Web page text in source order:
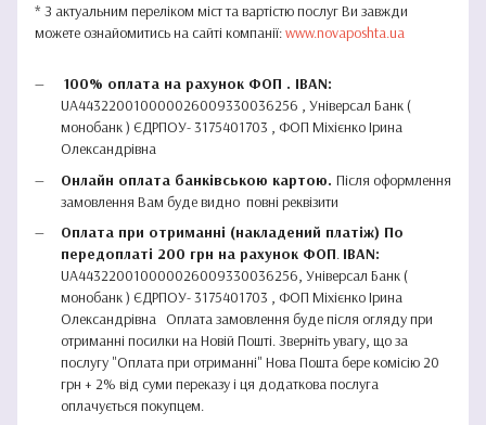
* З актуальним переліком міст та вартістю послуг Ви завжди
можете ознайомитись на сайті компанії:www.novaposhta.ua
100% оплата на рахунок ФОП . IBAN:
UA443220010000026009330036256 , Універсал Банк (
монобанк ) ЄДРПОУ- 3175401703 , ФОП Міхієнко Ірина
Олександрівна
Онлайн оплата банківською картою. Після оформлення
замовлення Вам будe виднo повні реквізити
Оплата при отриманні (накладений платіж) По
передоплаті 200 грн на рахунок ФОП. IBAN:
UA443220010000026009330036256, Універсал Банк (
монобанк ) ЄДРПОУ- 3175401703 , ФОП Міхієнко Ірина
Олександрівна Оплата замовлення буде після огляду при
отриманні посилки на Новій Пошті. Зверніть увагу, що за
послугу "Оплата при отриманні" Нова Пошта бере комісію 20
грн + 2% від суми переказу і ця додаткова послуга
оплачується покупцем.